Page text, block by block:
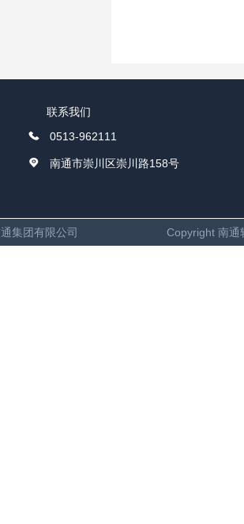
联系我们
0513-962111
南通市崇川区崇川路158号
集团有限公司 Copyright 南通